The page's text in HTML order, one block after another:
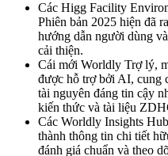
Các Higg Facility
Phiên bản 2025 hiện đã
hướng dẫn người dùng
cải thiện.
Cái mới Worldly Trợ lý,
được hỗ trợ bởi AI, cung
tài nguyên đáng tin cậy
kiến thức và tài liệu
Các Worldly Insights
thành thông tin chi tiết
đánh giá chuẩn và theo